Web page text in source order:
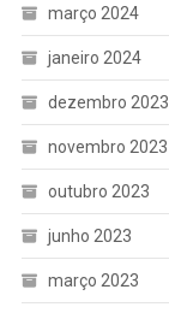
março 2024
janeiro 2024
dezembro 2023
novembro 2023
outubro 2023
junho 2023
março 2023